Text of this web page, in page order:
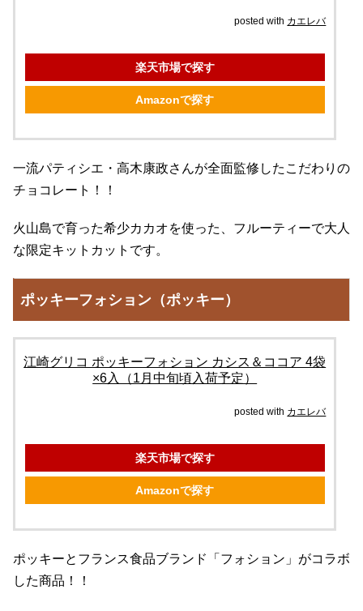
posted with カエレバ
楽天市場で探す
Amazonで探す
一流パティシエ・高木康政さんが全面監修したこだわりの
チョコレート！！
火山島で育った希少カカオを使った、フルーティーで大人
な限定キットカットです。
ポッキーフォション（ポッキー）
江崎グリコ ポッキーフォション カシス＆ココア 4袋
×6入（1月中旬頃入荷予定）
posted with カエレバ
楽天市場で探す
Amazonで探す
ポッキーとフランス食品ブランド「フォション」がコラボ
した商品！！